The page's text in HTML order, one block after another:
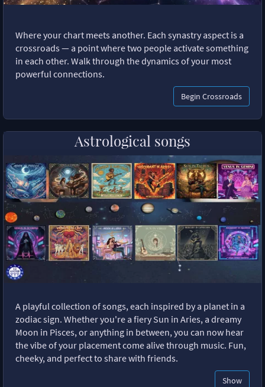
Where your chart meets another. Each synastry aspect is a
crossroads — a point where two people activate something
in each other. Walk through the dynamics of your most
powerful connections.
Begin Crossroads
Astrological songs
A playful collection of songs, each inspired by a planet in a
zodiac sign. Whether you're a fiery Sun in Aries, a dreamy
Moon in Pisces, or anything in between, you can now hear
the vibe of your placement come alive through music. Fun,
cheeky, and perfect to share with friends.
Show